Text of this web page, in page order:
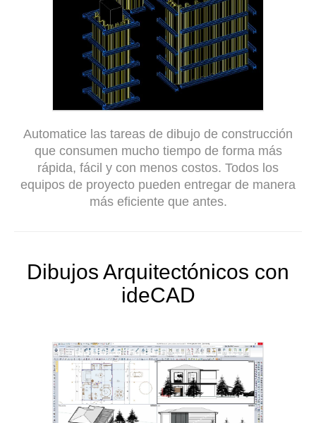
Automatice las tareas de dibujo de construcción
que consumen mucho tiempo de forma más
rápida, fácil y con menos costos. Todos los
equipos de proyecto pueden entregar de manera
más eficiente que antes.
Dibujos Arquitectónicos con
ideCAD